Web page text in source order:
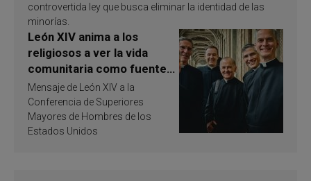
controvertida ley que busca eliminar la identidad de las
minorías.
León XIV anima a los
religiosos a ver la vida
comunitaria como fuente
de inspiración y
santificación
Mensaje de León XIV a la
Conferencia de Superiores
Mayores de Hombres de los
Estados Unidos